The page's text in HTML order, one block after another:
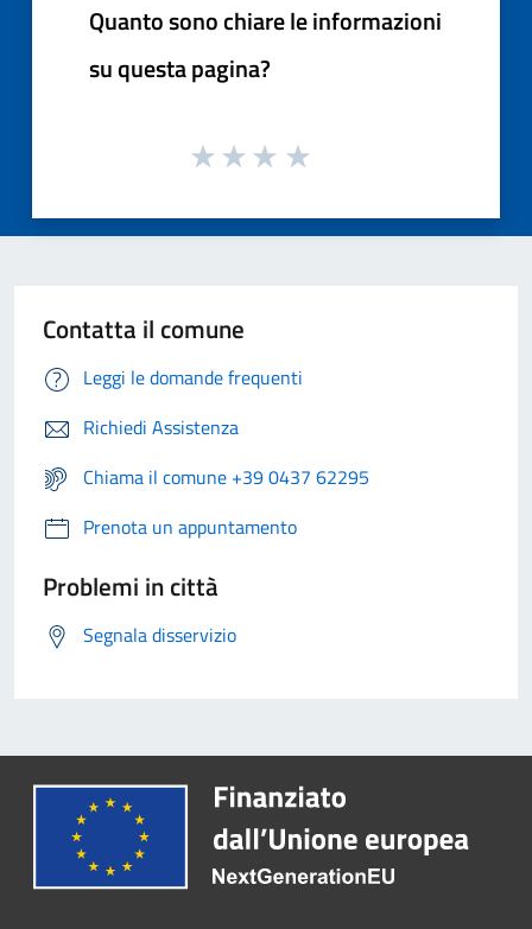
Quanto sono chiare le informazioni
su questa pagina?
Contatta il comune
Leggi le domande frequenti
Richiedi Assistenza
Chiama il comune +39 0437 62295
Prenota un appuntamento
Problemi in città
Segnala disservizio